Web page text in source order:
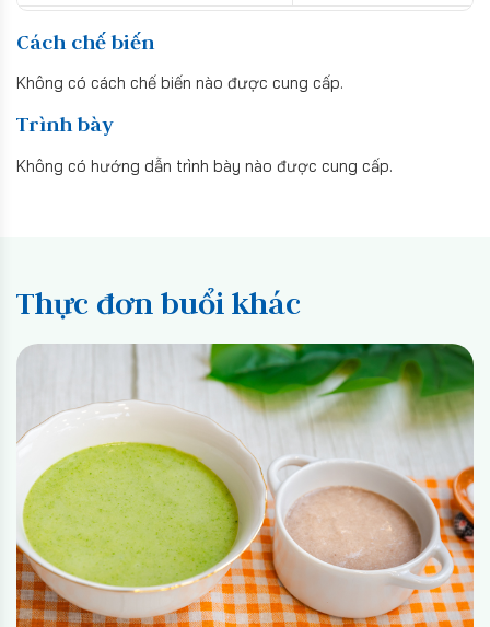
Cách chế biến
Không có cách chế biến nào được cung cấp.
Trình bày
Không có hướng dẫn trình bày nào được cung cấp.
Thực đơn buổi khác